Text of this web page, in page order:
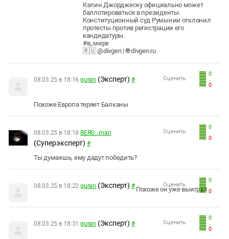
Кэлин Джорджеску официально может
баллотироваться в президенты.
Конституционный суд Румынии отклонил
протесты против регистрации его
кандидатуры.
#в_мире
🇷🇺 @divgen | 🌐 divgen.ru
0
0
Оценить:
08.03.25 в 18:16 guran (Эксперт) #
Похоже Европа теряет Балканы
0
0
Оценить:
08.03.25 в 18:18 BERG...man
(Суперэксперт) #
Ты думаешь, ему дадут победить?
0
0
Оценить:
08.03.25 в 18:22 guran (Эксперт) # Похоже он уже выиграл
0
0
Оценить:
08.03.25 в 18:31 guran (Эксперт) #